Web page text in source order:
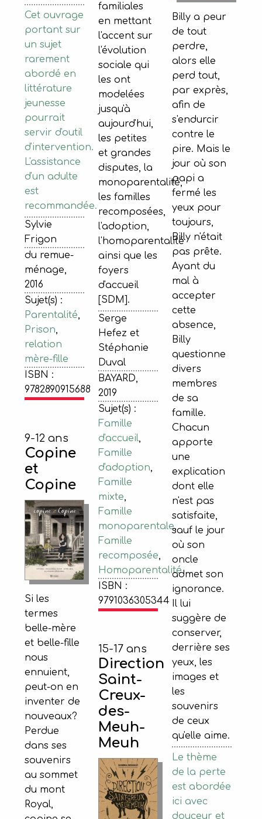
Cet ouvrage
portant sur
un sujet
rarement
abordé en
littérature
jeunesse
pourrait
servir d'outil
d'intervention.
L'assistance
d'un adulte
est
recommandée.
Sylvie
Frigon
du remue-
ménage,
2016
Sujet(s) :
Parentalité,
Prison,
relation
mère-fille
ISBN :
9782890915688
9-12 ans
Copine
et
Copine
Si les
termes
belle-mère
et belle-fille
nous
ennuient,
peut-on en
inventer de
nouveaux?
Perdue
dans ses
souvenirs
au sommet
du mont
Royal,
familiales
en mettant
l'accent sur
l'évolution
sociale qui
les ont
modelées
jusqu'à
aujourd'hui,
les petites
et grandes
disputes, la
monoparentalité,
les familles
recomposées,
l'adoption,
l'homoparentalité
ainsi que les
foyers
d'accueil
[SDM].
Serge
Hefez et
Stéphanie
Duval
BAYARD,
2019
Sujet(s) :
Famille
d'accueil,
Famille
d'adoption,
Famille
mixte,
Famille
monoparentale,
Famille
recomposée,
Homoparentalité
ISBN :
9791036305344
Billy a peur
de tout
perdre,
alors elle
perd tout,
par exprès,
afin de
s'endurcir
contre le
pire. Mais le
jour où son
papi a
fermé les
yeux pour
toujours,
Billy n'était
pas prête.
Ayant du
mal à
accepter
cette
absence,
Billy
questionne
divers
membres
de sa
famille.
Chacun
apporte
une
explication
dont elle
n'est pas
satisfaite,
sauf le jour
où son
oncle
admet son
ignorance.
Il lui
suggère de
conserver,
derrière ses
yeux, les
images et
les
souvenirs
de ceux
qu'elle aime.
Le thème
de la perte
est abordée
ici avec
douceur et
15-17 ans
Direction
Saint-
Creux-
des-
Meuh-
Meuh